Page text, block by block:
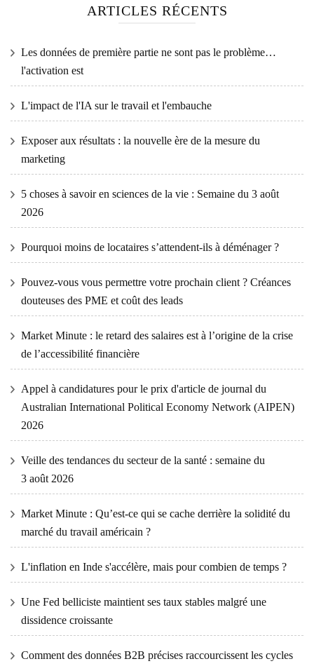
ARTICLES RÉCENTS
Les données de première partie ne sont pas le problème…
l'activation est
L'impact de l'IA sur le travail et l'embauche
Exposer aux résultats : la nouvelle ère de la mesure du
marketing
5 choses à savoir en sciences de la vie : Semaine du 3 août
2026
Pourquoi moins de locataires s’attendent-ils à déménager ?
Pouvez-vous vous permettre votre prochain client ? Créances
douteuses des PME et coût des leads
Market Minute : le retard des salaires est à l’origine de la crise
de l’accessibilité financière
Appel à candidatures pour le prix d'article de journal du
Australian International Political Economy Network (AIPEN)
2026
Veille des tendances du secteur de la santé : semaine du
3 août 2026
Market Minute : Qu’est-ce qui se cache derrière la solidité du
marché du travail américain ?
L'inflation en Inde s'accélère, mais pour combien de temps ?
Une Fed belliciste maintient ses taux stables malgré une
dissidence croissante
Comment des données B2B précises raccourcissent les cycles